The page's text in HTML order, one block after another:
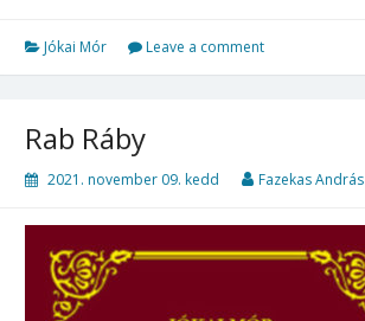
Jókai Mór Leave a comment
Rab ​Ráby
2021. november 09. kedd Fazekas András